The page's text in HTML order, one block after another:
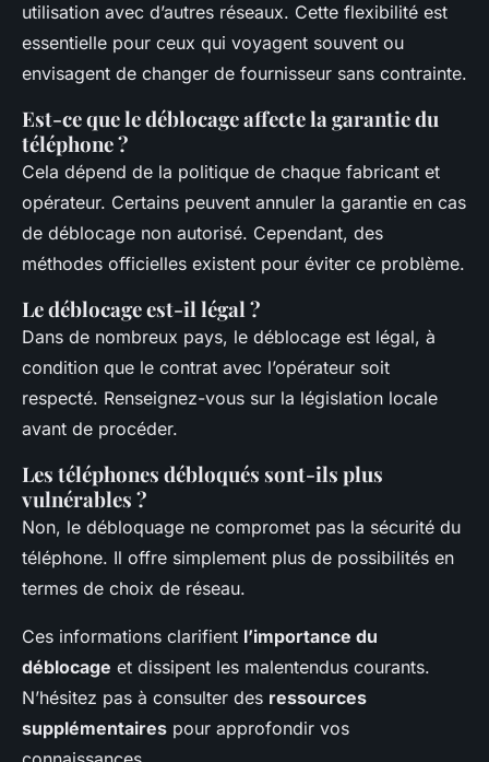
utilisation avec d’autres réseaux. Cette flexibilité est
essentielle pour ceux qui voyagent souvent ou
envisagent de changer de fournisseur sans contrainte.
Est-ce que le déblocage affecte la garantie du
téléphone ?
Cela dépend de la politique de chaque fabricant et
opérateur. Certains peuvent annuler la garantie en cas
de déblocage non autorisé. Cependant, des
méthodes officielles existent pour éviter ce problème.
Le déblocage est-il légal ?
Dans de nombreux pays, le déblocage est légal, à
condition que le contrat avec l’opérateur soit
respecté. Renseignez-vous sur la législation locale
avant de procéder.
Les téléphones débloqués sont-ils plus
vulnérables ?
Non, le débloquage ne compromet pas la sécurité du
téléphone. Il offre simplement plus de possibilités en
termes de choix de réseau.
Ces informations clarifient l’importance du
déblocage et dissipent les malentendus courants.
N’hésitez pas à consulter des ressources
supplémentaires pour approfondir vos